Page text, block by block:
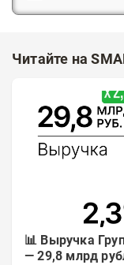
Читайте на
📊 Выручка
— 29,8 млрд